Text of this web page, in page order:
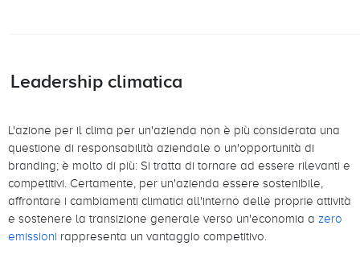
Leadership climatica
L'azione per il clima per un'azienda non è più considerata una
questione di responsabilità aziendale o un'opportunità di
branding; è molto di più: Si tratta di tornare ad essere rilevanti e
competitivi. Certamente, per un'azienda essere sostenibile,
affrontare i cambiamenti climatici all'interno delle proprie attività
e sostenere la transizione generale verso un'economia a zero
emissioni rappresenta un vantaggio competitivo.